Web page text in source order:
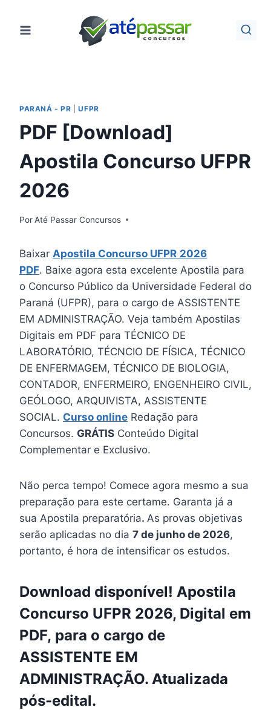
para
PARANÁ - PR |UFPR
PDF [Download]
Apostila Concurso UFPR
2026
PorAté Passar Concursos
Baixar Apostila Concurso UFPR 2026
PDF. Baixe agora esta excelente Apostila para
o Concurso Público da Universidade Federal do
Paraná (UFPR), para o cargo de ASSISTENTE
EM ADMINISTRAÇÃO. Veja também Apostilas
Digitais em PDF para TÉCNICO DE
LABORATÓRIO, TÉCNCIO DE FÍSICA, TÉCNICO
DE ENFERMAGEM, TÉCNICO DE BIOLOGIA,
CONTADOR, ENFERMEIRO, ENGENHEIRO CIVIL,
GEÓLOGO, ARQUIVISTA, ASSISTENTE
SOCIAL. Curso online Redação para
Concursos. GRÁTIS Conteúdo Digital
Complementar e Exclusivo.
Não perca tempo! Comece agora mesmo a sua
preparação para este certame. Garanta já a
sua Apostila preparatória. As provas objetivas
serão aplicadas no dia 7 de junho de 2026,
portanto, é hora de intensificar os estudos.
Download disponível! Apostila
Concurso UFPR 2026, Digital em
PDF, para o cargo de
ASSISTENTE EM
ADMINISTRAÇÃO. Atualizada
pós-edital.